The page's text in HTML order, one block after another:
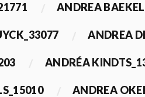
ANDREA
ANDREA
ANDRÉA
ANDREA